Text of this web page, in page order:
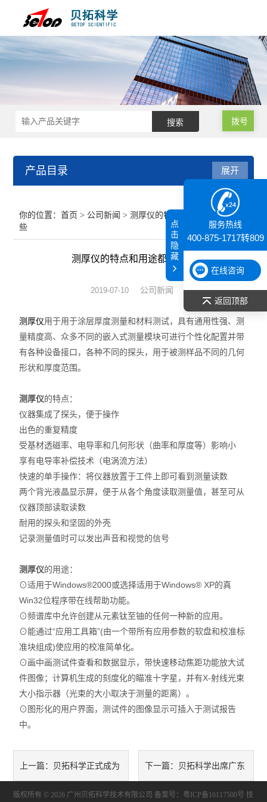
拨号
产品目录
光谱部件及外设
差示/热重/差热/热分析
红外光谱（IR、傅立叶）
扫描探针显微镜/原子力
激光粒度仪、纳米粒度仪
低温恒温器
荧光分光光度计（分子荧光
X射线衍射仪（XRD）
激光光散射仪
扫描电镜（SEM）
电化学工作站
X荧光光谱XRF能量色散型
分析仪器-光谱
透反射率测量仪
代理产品
光学显微镜
展开
你的位置：首页 > 公司新闻 > 测厚仪的特点和用途都有哪
些
测厚仪的特点和用途都有哪些
2019-07-10 公司新闻
测厚仪用于用于涂层厚度测量和材料测试，具有通用性强、测
量精度高、众多不同的嵌入式测量模块可进行个性化配置并带
有各种设备接口，各种不同的探头，用于被测样品不同的几何
形状和厚度范围。
测厚仪的特点：
仪器集成了探头，便于操作
出色的重复精度
受基材透磁率、电导率和几何形状（曲率和厚度等）影响小
享有电导率补偿技术（电涡流方法）
快速的单手操作：将仪器放置于工件上即可看到测量读数
两个背光液晶显示屏，便于从各个角度读取测量值，甚至可从
仪器顶部读取读数
耐用的探头和坚固的外壳
记录测量值时可以发出声音和视觉的信号
测厚仪的用途：
⊙适用于Windows®2000或选择适用于Windows® XP的真
Win32位程序带在线帮助功能。
⊙频谱库中允许创建从元素钛至铀的任何一种新的应用。
⊙能通过“应用工具箱”(由一个带所有应用参数的软盘和校准标
准块组成)使应用的校准简单化。
⊙画中画测试件查看和数据显示，带快速移动焦距功能放大试
件图像；计算机生成的刻度化的瞄准十字星，并有X-射线光束
大小指示器（光束的大小取决于测量的距离）。
⊙图形化的用户界面，测试件的图像显示可插入于测试报告
中。
上一篇： 贝拓科学正式成为
澳柯玛公司签约代理商
下一篇： 贝拓科学出席广东
省光电技术协会届第五次理事
版权所有 © 2026 广州贝拓科学技术有限公司 备案号：粤ICP备16117500号 技
服务热线
400-875-1717转809
在线咨询
返回顶部
点
击
隐
藏